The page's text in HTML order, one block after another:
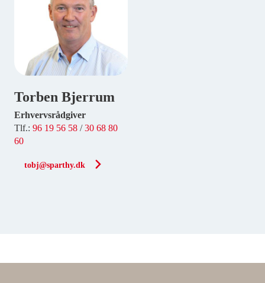
Torben Bjerrum
Erhvervsrådgiver
Tlf.: 96 19 56 58 /30 68 80
60
tobj@sparthy.dk